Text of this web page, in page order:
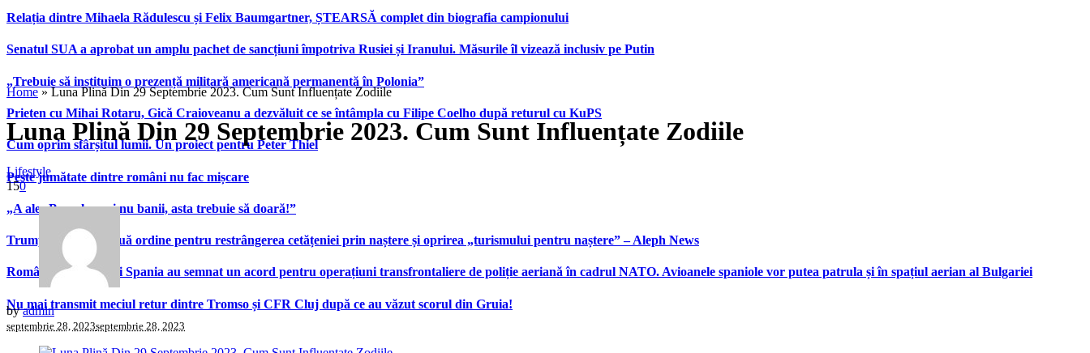
Relația dintre Mihaela Rădulescu și Felix Baumgartner, ȘTEARSĂ complet din biografia campionului
Senatul SUA a aprobat un amplu pachet de sancțiuni împotriva Rusiei și Iranului. Măsurile îl vizează inclusiv pe Putin
„Trebuie să instituim o prezență militară americană permanentă în Polonia”
Prieten cu Mihai Rotaru, Gică Craioveanu a dezvăluit ce se întâmpla cu Filipe Coelho după returul cu KuPS
Cum oprim sfârșitul lumii. Un proiect pentru Peter Thiel
Peste jumătate dintre români nu fac mișcare
„A ales Barcelona și nu banii, asta trebuie să doară!”
Trump semnează două ordine pentru restrângerea cetățeniei prin naștere și oprirea „turismului pentru naștere” – Aleph News
România, Bulgaria și Spania au semnat un acord pentru operațiuni transfrontaliere de poliție aeriană în cadrul NATO. Avioanele spaniole vor putea patrula și în spațiul aerian al Bulgariei
Nu mai transmit meciul retur dintre Tromso și CFR Cluj după ce au văzut scorul din Gruia!
Home»Luna Plină Din 29 Septembrie 2023. Cum Sunt Influențate Zodiile
Luna Plină Din 29 Septembrie 2023. Cum Sunt Influențate Zodiile
Lifestyle
150
byadmin
septembrie 28, 2023septembrie 28, 2023